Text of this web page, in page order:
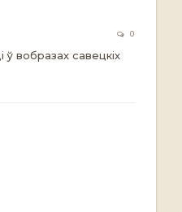
0
вобразах савецкіх